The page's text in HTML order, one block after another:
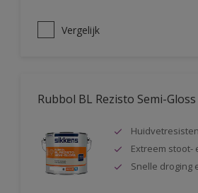
Vergelijk
Rubbol BL Rezisto Semi-Gloss
Extreem stoot-
Snelle droging